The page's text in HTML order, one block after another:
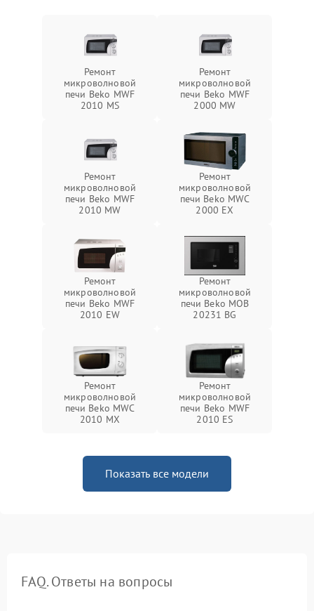
Ремонт
микроволновой
печи Beko MWF
2010 MS
Ремонт
микроволновой
печи Beko MWF
2000 MW
Ремонт
микроволновой
печи Beko MWF
2010 MW
Ремонт
микроволновой
печи Beko MWC
2000 EX
Ремонт
микроволновой
печи Beko MWF
2010 EW
Ремонт
микроволновой
печи Beko MOB
20231 BG
Ремонт
микроволновой
печи Beko MWC
2010 MX
Ремонт
микроволновой
печи Beko MWF
2010 ES
Показать все модели
FAQ. Ответы на вопросы